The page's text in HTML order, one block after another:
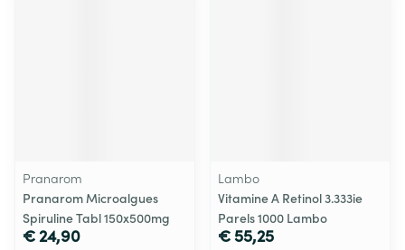
Pranarom
Pranarom Microalgues
Spiruline Tabl 150x500mg
€ 24,90
Lambo
Vitamine A Retinol 3.333ie
Parels 1000 Lambo
€ 55,25